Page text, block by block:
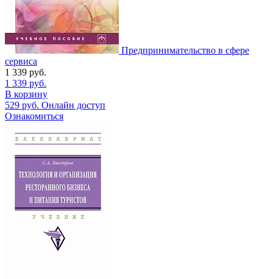
Предпринимательство в сфере
сервиса
1 339 руб.
1 339 руб.
В корзину
529 руб. Онлайн доступ
Ознакомиться